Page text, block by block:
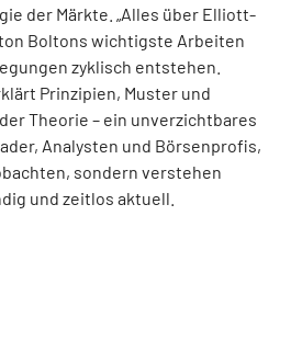
der Märkte. „Alles über Elliott-
Boltons wichtigste Arbeiten
zyklisch entstehen.
Prinzipien, Muster und
Theorie – ein unverzichtbares
Analysten und Börsenprofis,
sondern verstehen
und zeitlos aktuell.